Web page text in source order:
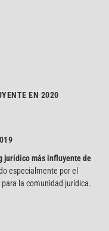
EN 2020
jurídico más influyente de
especialmente por el
la comunidad jurídica.